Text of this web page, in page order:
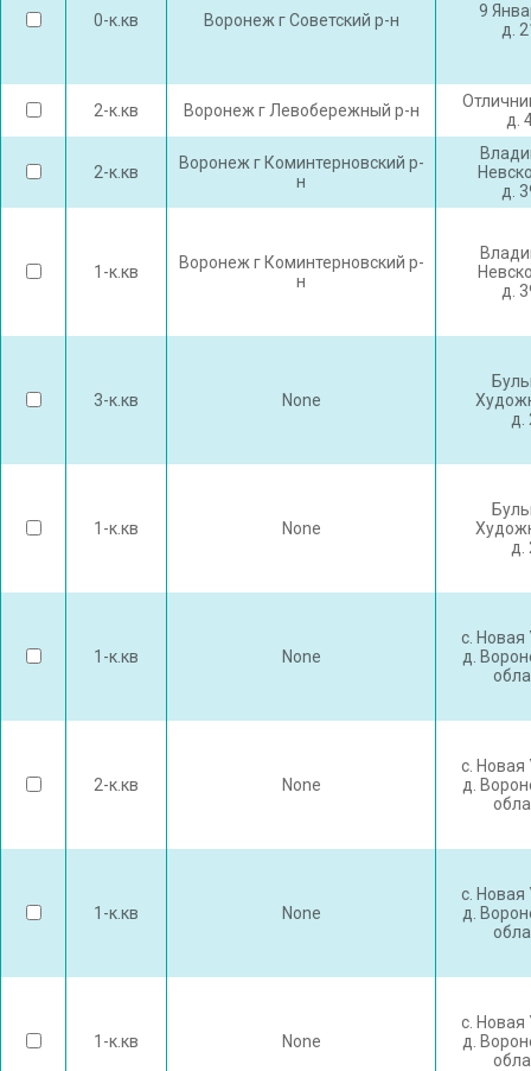
0-к.кв Воронеж г Советский р-н
9
д.
2-к.кв Воронеж г Левобережный р-н
д.
2-к.кв
Воронеж г Коминтерновский р-
н
д.
1-к.кв
Воронеж г Коминтерновский р-
н
д.
3-к.кв None
д.
1-к.кв None
д.
1-к.кв None
с. Новая
д.
2-к.кв None
с. Новая
д.
1-к.кв None
с. Новая
д.
1-к.кв None
с. Новая
д.